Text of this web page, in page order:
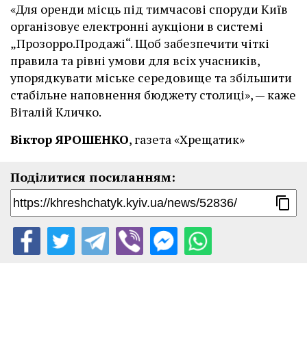
«Для оренди місць під тимчасові споруди Київ
організовує електронні аукціони в системі
„Прозорро.Продажі“. Щоб забезпечити чіткі
правила та рівні умови для всіх учасників,
упорядкувати міське середовище та збільшити
стабільне наповнення бюджету столиці», — каже
Віталій Кличко.
Віктор ЯРОШЕНКО, газета «Хрещатик»